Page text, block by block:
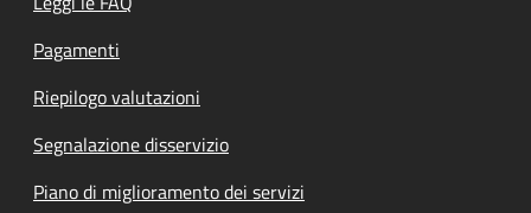
Pagamenti
Riepilogo valutazioni
Segnalazione disservizio
Piano di miglioramento dei servizi